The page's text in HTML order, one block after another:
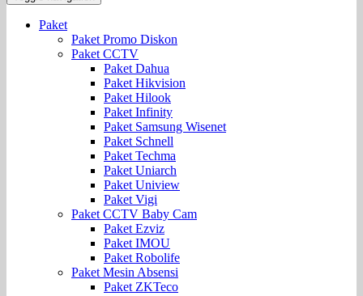
Paket
Paket Promo Diskon
Paket CCTV
Paket Dahua
Paket Hikvision
Paket Hilook
Paket Infinity
Paket Samsung Wisenet
Paket Schnell
Paket Techma
Paket Uniarch
Paket Uniview
Paket Vigi
Paket CCTV Baby Cam
Paket Ezviz
Paket IMOU
Paket Robolife
Paket Mesin Absensi
Paket ZKTeco